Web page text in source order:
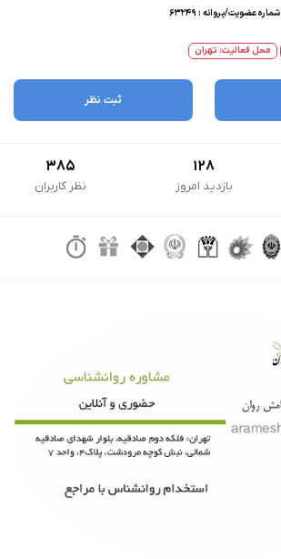
شماره عضویت/پروانه : 63249
محل فعالیت: تهران
ثبت نظر
128
بازدید امروز
385
نظر کاربران